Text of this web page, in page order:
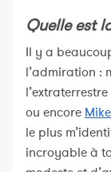
Quelle est
Il y a
l’admiration :
l’extraterrestre
ou encore
le plus
incroyable à